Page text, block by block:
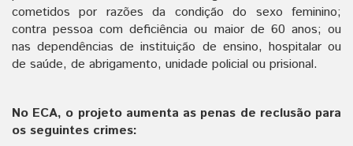
cometidos por razões da condição do sexo feminino;
contra pessoa com deficiência ou maior de 60 anos; ou
nas dependências de instituição de ensino, hospitalar ou
de saúde, de abrigamento, unidade policial ou prisional.
No ECA, o projeto aumenta as penas de reclusão para
os seguintes crimes: